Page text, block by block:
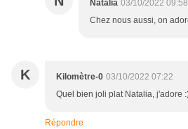
Natalia 03/10/2022 09:58
Chez nous aussi, on
K Kilomètre-0 03/10/2022 07:22
Quel bien joli plat Natalia, j'adore
Répondre